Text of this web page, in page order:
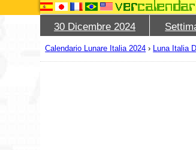
30 Dicembre 2024
Calendario Lunare Italia 2024 › Luna Italia